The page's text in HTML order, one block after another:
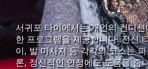
서귀포 타이에서는 개인의 컨디
한 프로그램을 제공합니다. 전신
이, 발 마사지 등 각각의 코스는
론, 정신적인 안정에도 도움을 줍